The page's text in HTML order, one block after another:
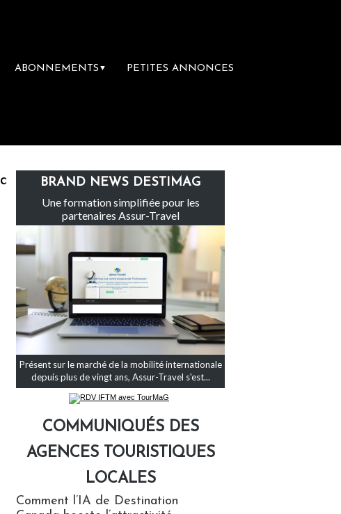
ABONNEMENTS ▼ PETITES ANNONCES
Le groupe Sainte-Claire rachète Eden Tour
BRAND NEWS DESTIMAG
Une formation simplifiée pour les
partenaires Assur-Travel
Présent sur le marché de la mobilité internationale
depuis plus de vingt ans, Assur-Travel s'est...
COMMUNIQUÉS DES
AGENCES TOURISTIQUES
LOCALES
Comment l’IA de Destination